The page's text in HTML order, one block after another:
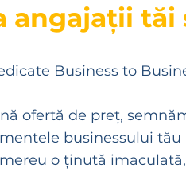
angajații
Business to
ofertă de preț,
businessului
o ținută